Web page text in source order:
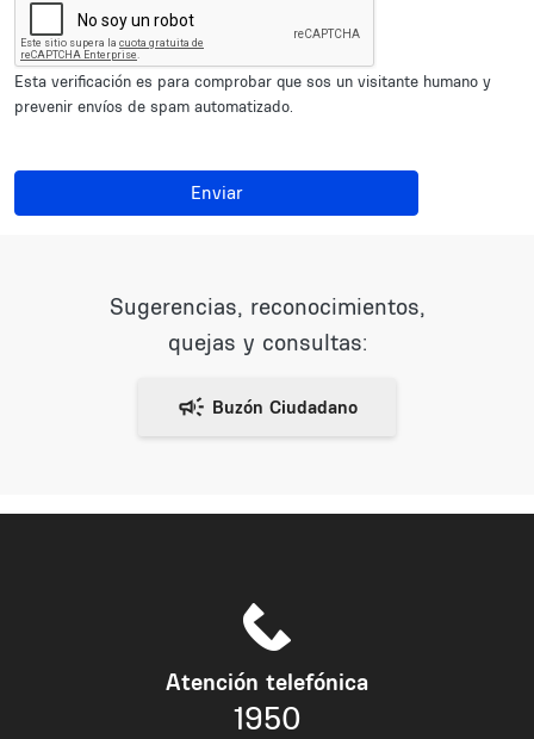
Esta verificación es para comprobar que sos un visitante humano y
prevenir envíos de spam automatizado.
Enviar
Sugerencias, reconocimientos,
quejas y consultas:
Atención telefónica
1950